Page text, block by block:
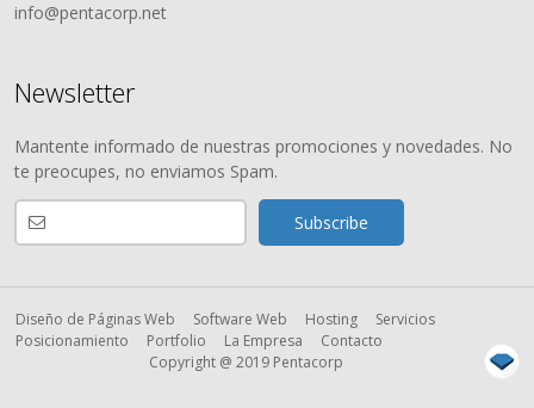
info@pentacorp.net
Newsletter
Mantente informado de nuestras promociones y novedades. No
te preocupes, no enviamos Spam.
Diseño de Páginas Web Software Web Hosting
Servicios
Posicionamiento
Portfolio La Empresa
Contacto
Copyright @ 2019 Pentacorp